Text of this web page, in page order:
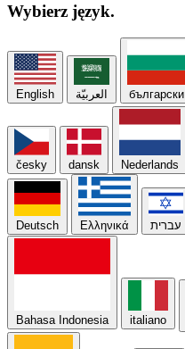
Wybierz język.
English العربيّة български
česky dansk Nederlands
Deutsch Ελληνικά עברית
Bahasa Indonesia italiano